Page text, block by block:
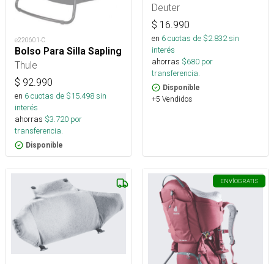
e220601-C
Bolso Para Silla Sapling
Thule
$ 92.990
en 6cuotas de $15.498sin
interés
ahorras $3.720 por
transferencia.
Disponible
Deuter
$ 16.990
en 6cuotas de $2.832sin
interés
ahorras $680 por
transferencia.
Disponible
+5 Vendidos
ENVÍOGRATIS